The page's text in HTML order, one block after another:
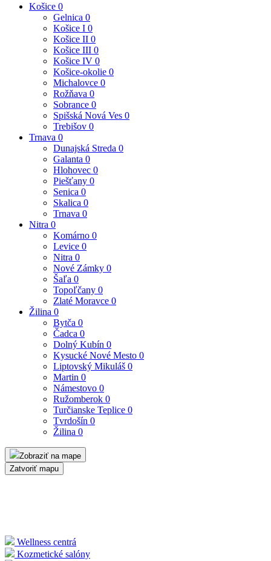
Košice 0
Gelnica 0
Košice I 0
Košice II 0
Košice III 0
Košice IV 0
Košice-okolie 0
Michalovce 0
Rožňava 0
Sobrance 0
Spišská Nová Ves 0
Trebišov 0
Trnava 0
Dunajská Streda 0
Galanta 0
Hlohovec 0
Piešťany 0
Senica 0
Skalica 0
Trnava 0
Nitra 0
Komárno 0
Levice 0
Nitra 0
Nové Zámky 0
Šaľa 0
Topoľčany 0
Zlaté Moravce 0
Žilina 0
Bytča 0
Čadca 0
Dolný Kubín 0
Kysucké Nové Mesto 0
Liptovský Mikuláš 0
Martin 0
Námestovo 0
Ružomberok 0
Turčianske Teplice 0
Tvrdošín 0
Žilina 0
Zobraziť na mape
Zatvoriť mapu
Wellness centrá
Kozmetické salóny